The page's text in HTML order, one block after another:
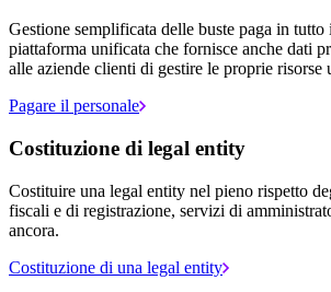
Gestione semplificata delle buste paga in
piattaforma unificata che fornisce anche dati
alle aziende clienti di gestire le proprie risorse
Pagare il personale
Costituzione di legal entity
Costituire una legal entity nel pieno rispetto
fiscali e di registrazione, servizi di
ancora.
Costituzione di una legal entity